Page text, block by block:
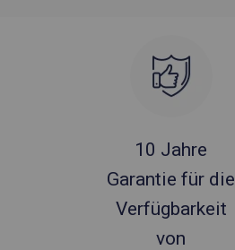
10 Jahre
Garantie für die
Verfügbarkeit
von